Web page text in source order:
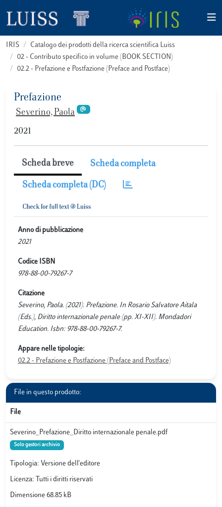
IRIS
Catalogo dei prodotti della ricerca scientifica Luiss
02 - Contributo specifico in volume (BOOK SECTION)
02.2 - Prefazione e Postfazione (Preface and Postface)
Prefazione
Severino, Paola
2021
Scheda breve Scheda completa
Scheda completa (DC)
Anno di pubblicazione
2021
Codice ISBN
978-88-00-79267-7
Citazione
Severino, Paola. (2021). Prefazione. In Rosario Salvatore Aitala
(Eds.), Diritto internazionale penale (pp. XI-XII). Mondadori
Education. Isbn: 978-88-00-79267-7.
Appare nelle tipologie:
02.2 - Prefazione e Postfazione (Preface and Postface)
File in questo prodotto:
File
Severino_Prefazione_Diritto internazionale penale.pdf
Solo gestori archivio
Tipologia: Versione dell'editore
Licenza: Tutti i diritti riservati
Dimensione 68.85 kB